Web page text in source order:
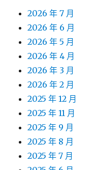
2026 年 7 月
2026 年 6 月
2026 年 5 月
2026 年 4 月
2026 年 3 月
2026 年 2 月
2025 年 12 月
2025 年 11 月
2025 年 9 月
2025 年 8 月
2025 年 7 月